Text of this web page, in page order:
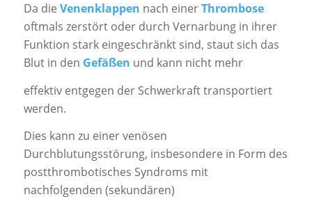
Da die Venenklappen nach einerThrombose
oftmals zerstört oder durch Vernarbung in ihrer
Funktion stark eingeschränkt sind, staut sich das
Blut in den Gefäßen und kann nicht mehr
effektiv entgegen der Schwerkraft transportiert
werden.
Dies kann zu einer venösen
Durchblutungsstörung, insbesondere in Form des
postthrombotisches Syndroms mit
nachfolgenden (sekundären)